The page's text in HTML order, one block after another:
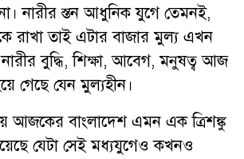
নারীর স্তন আধুনিক যুগে তেমনই,
রাখা তাই এটার বাজার মুল্য এখন
বুদ্ধি, শিক্ষা, আবেগ, মনুষত্ব আজ
গেছে যেন মুল্যহীন।
আজকের বাংলাদেশ এমন এক ত্রিশঙ্কু
যেটা সেই মধ্যযুগেও কখনও